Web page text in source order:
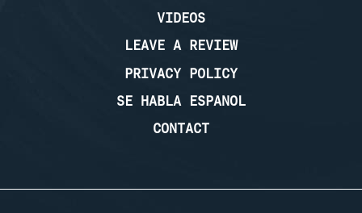
VIDEOS
LEAVE A REVIEW
PRIVACY POLICY
SE HABLA ESPANOL
CONTACT